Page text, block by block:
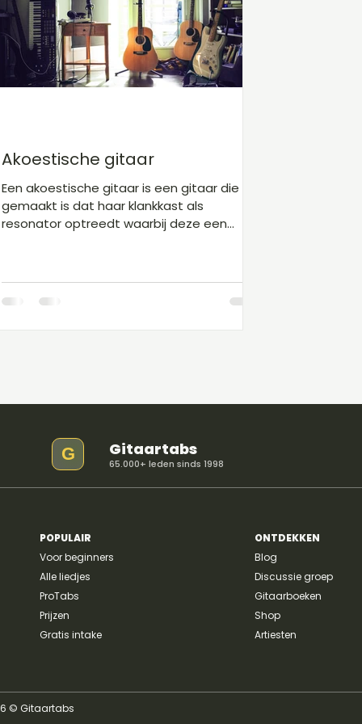
D Gitaarakkoorden E
niveau 1 Kerst
Akoestische gitaar
Een akoestische gitaar is een gitaar die zo
gemaakt is dat haar klankkast als
resonator optreedt waarbij deze een
G Gitaartabs
65.000+ leden sinds 1998
POPULAIR
Voor beginners
Alle liedjes
ProTabs
Prijzen
Gratis intake
ONTDEKKEN
Blog
Discussie groep
Gitaarboeken
Shop
Artiesten
© Gitaartabs